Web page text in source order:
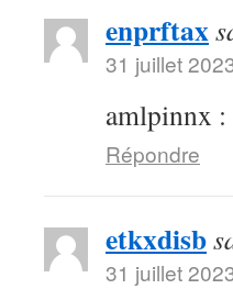
enprftax
31 juillet
amlpinnx :
Répondre
etkxdisb
31 juillet